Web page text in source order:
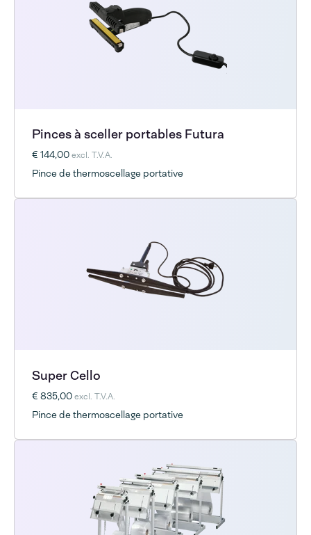
Pinces à sceller portables Futura
€ 144,00excl. T.V.A.
Pince de thermoscellage portative
Super Cello
€ 835,00excl. T.V.A.
Pince de thermoscellage portative